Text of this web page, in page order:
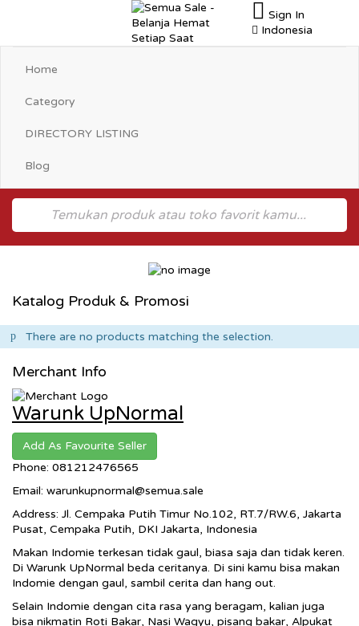
navigation
Sign In
Indonesia
Home
Category
DIRECTORY LISTING
Blog
Katalog Produk & Promosi
There are no products matching the selection.
Merchant Info
Warunk UpNormal
Add As Favourite Seller
Phone: 081212476565
Email: warunkupnormal@semua.sale
Address: Jl. Cempaka Putih Timur No.102, RT.7/RW.6, Jakarta
Pusat, Cempaka Putih, DKI Jakarta, Indonesia
Makan Indomie terkesan tidak gaul, biasa saja dan tidak keren.
Di Warunk UpNormal beda ceritanya. Di sini kamu bisa makan
Indomie dengan gaul, sambil cerita dan hang out.
Selain Indomie dengan cita rasa yang beragam, kalian juga
bisa nikmatin Roti Bakar, Nasi Wagyu, pisang bakar, Alpukat